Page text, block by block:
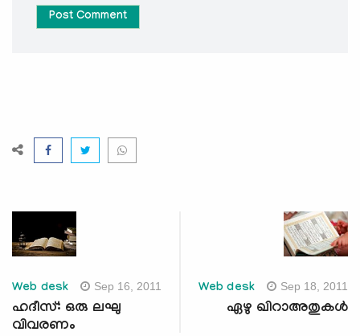
Post Comment
Web desk Sep 16, 2011
ഹദീസ്: ഒരു ലഘു
വിവരണം
Web desk Sep 18, 2011
ഏഴു ഖിറാഅതുകള്‍